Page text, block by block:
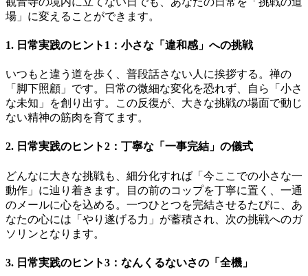
場」に変えることができます。
1. 日常実践のヒント1：小さな「違和感」への挑戦
いつもと違う道を歩く、普段話さない人に挨拶する。禅の
「脚下照顧」です。日常の微細な変化を恐れず、自ら「小さ
な未知」を創り出す。この反復が、大きな挑戦の場面で動じ
ない精神の筋肉を育てます。
2. 日常実践のヒント2：丁寧な「一事完結」の儀式
どんなに大きな挑戦も、細分化すれば「今ここでの小さな一
動作」に辿り着きます。目の前のコップを丁寧に置く、一通
のメールに心を込める。一つひとつを完結させるたびに、あ
なたの心には「やり遂げる力」が蓄積され、次の挑戦へのガ
ソリンとなります。
3. 日常実践のヒント3：なんくるないさの「全機」